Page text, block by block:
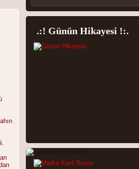
.:! Günün Hikayesi !:.